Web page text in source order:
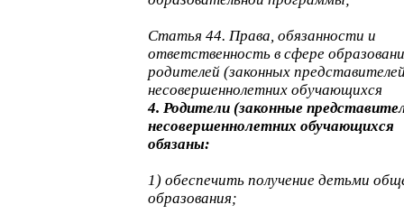
Статья 44. Права, обязанности и
ответственность в сфере
родителей (законных
несовершеннолетних обучающихся
4. Родители (законные
несовершеннолетних обучающихся
обязаны:
1) обеспечить получение детьми
образования;